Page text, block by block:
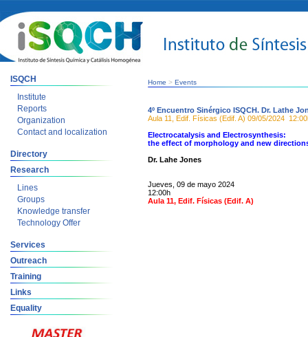
ISQCH
Institute
Reports
Organization
Contact and localization
Directory
Research
Lines
Groups
Knowledge transfer
Technology Offer
Services
Outreach
Training
Links
Equality
Home > Events
4º Encuentro Sinérgico ISQCH. Dr. Lathe
Aula 11, Edif. Físicas (Edif. A) 09/05/2024
Electrocatalysis and Electrosynthesis:
the effect of morphology and new
Dr. Lahe Jones
Jueves, 09 de mayo 2024
12:00h
Aula 11, Edif. Físicas (Edif. A)